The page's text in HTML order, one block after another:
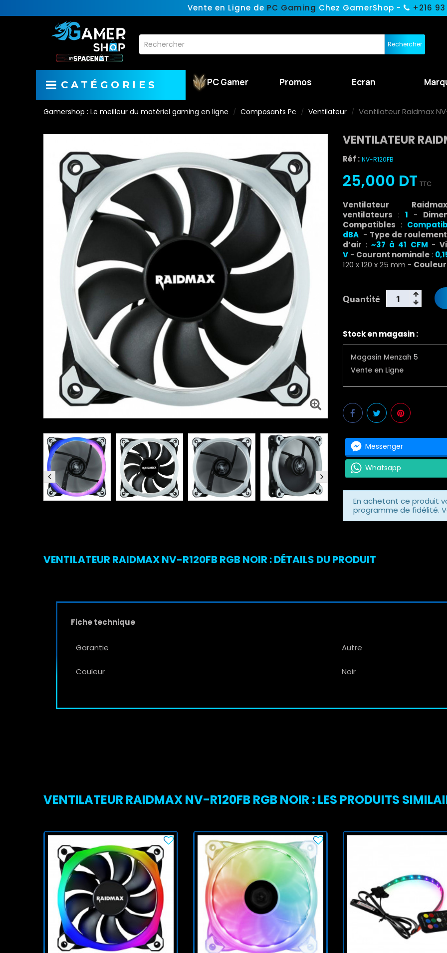
Vente en Ligne de PC Gaming Chez GamerShop - +216
Rechercher
CATÉGORIES PC Gamer Promos Ecran
Gamershop : Le meilleur du matériel gaming en ligne Composants Pc Ventilateur Ventilateur Raidmax NV-
VENTILATEUR
Réf : NV-R120FB
25,000 DT TTC
Ventilateur
ventilateurs : 1 -
Compatibles :
dBA - Type de
d’air : ~37 à 41 CFM -
V - Courant nominale:
120 x 120 x 25 mm - Couleur
Quantité
Stock en magasin :
Magasin Menzah 5
Vente en Ligne
Messenger
Whatsapp
En achetant ce produit
programme de fidélité.
VENTILATEUR RAIDMAX NV-R120FB RGB NOIR : DÉTAILS DU PRODUIT
Fiche technique
Garantie Autre
Couleur Noir
VENTILATEUR RAIDMAX NV-R120FB RGB NOIR : LES PRODUITS